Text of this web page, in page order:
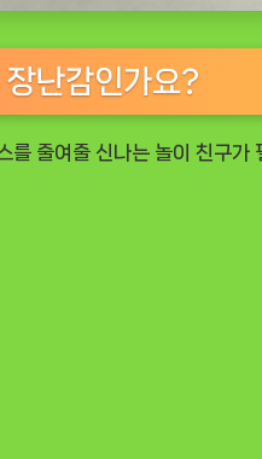
난감인가요?
를 줄여줄 신나는 놀이 친구